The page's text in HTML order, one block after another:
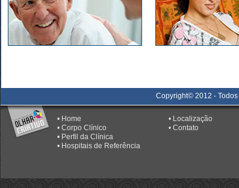
Copyright© 2012 -
• Home
• Corpo Clínico
• Perfil da Clínica
• Hospitais de Referência
• Localização
• Contato